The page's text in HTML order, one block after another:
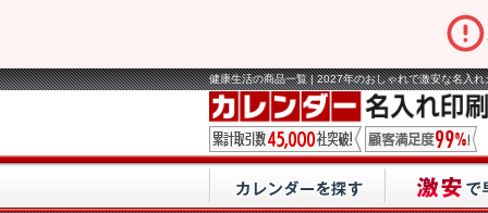
健康生活の商品一覧 | 2027年のおしゃれで激安な名入れ